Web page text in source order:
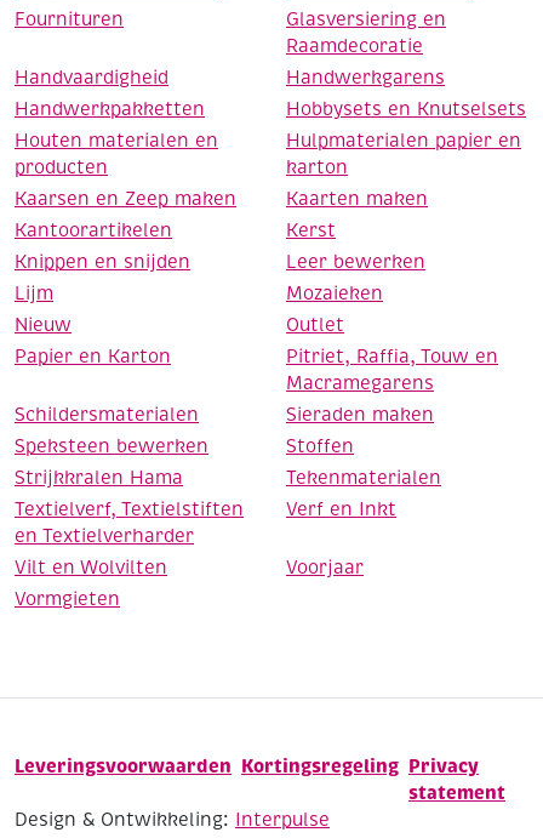
Fournituren
Glasversiering en
Raamdecoratie
Handvaardigheid
Handwerkgarens
Handwerkpakketten
Hobbysets en Knutselsets
Houten materialen en
producten
Hulpmaterialen papier en
karton
Kaarsen en Zeep maken
Kaarten maken
Kantoorartikelen
Kerst
Knippen en snijden
Leer bewerken
Lijm
Mozaieken
Nieuw
Outlet
Papier en Karton
Pitriet, Raffia, Touw en
Macramegarens
Schildersmaterialen
Sieraden maken
Speksteen bewerken
Stoffen
Strijkkralen Hama
Tekenmaterialen
Textielverf, Textielstiften
en Textielverharder
Verf en Inkt
Vilt en Wolvilten
Voorjaar
Vormgieten
Leveringsvoorwaarden Kortingsregeling Privacy
statement
Design & Ontwikkeling: Interpulse